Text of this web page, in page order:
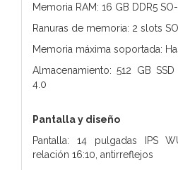
Memoria RAM: 16 GB DDR5
Ranuras de memoria: 2 slots
Memoria máxima soportada:
Almacenamiento: 512 GB
4.0
Pantalla y diseño
Pantalla: 14 pulgadas IPS
relación 16:10, antirreflejos